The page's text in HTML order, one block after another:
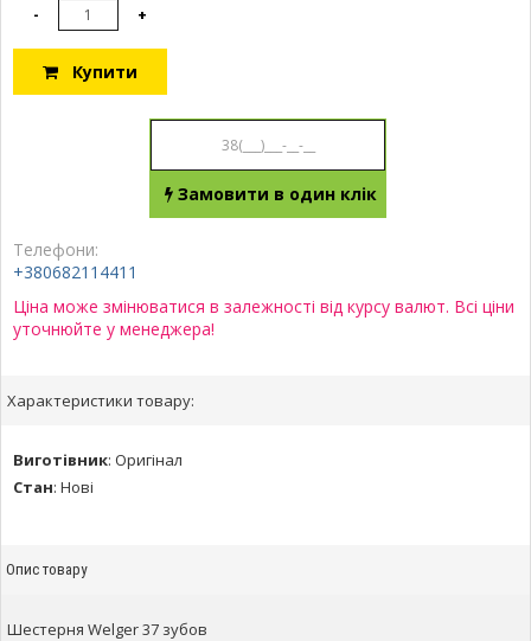
- +
Купити
Замовити в один клік
Телефони:
+380682114411
Ціна може змінюватися в залежності від курсу валют. Всі ціни
уточнюйте у менеджера!
Характеристики товару:
Виготівник: Оригінал
Стан: Нові
Опис товару
Шестерня Welger 37 зубов